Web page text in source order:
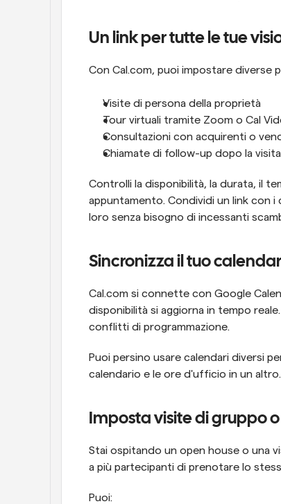
Un link per tutte le tue
Con Cal.com, puoi impostare diverse
Visite di persona della proprietà
Tour virtuali tramite Zoom o Cal
Consultazioni con acquirenti o
Chiamate di follow-up dopo la visita
Controlli la disponibilità, la durata, il
appuntamento. Condividi un link con
loro senza bisogno di incessanti
Sincronizza il tuo
Cal.com si connette con Google
disponibilità si aggiorna in tempo
conflitti di programmazione.
Puoi persino usare calendari diversi
calendario e le ore d'ufficio in un altro.
Imposta visite di gruppo
Stai ospitando un open house o una
a più partecipanti di prenotare lo
Puoi: